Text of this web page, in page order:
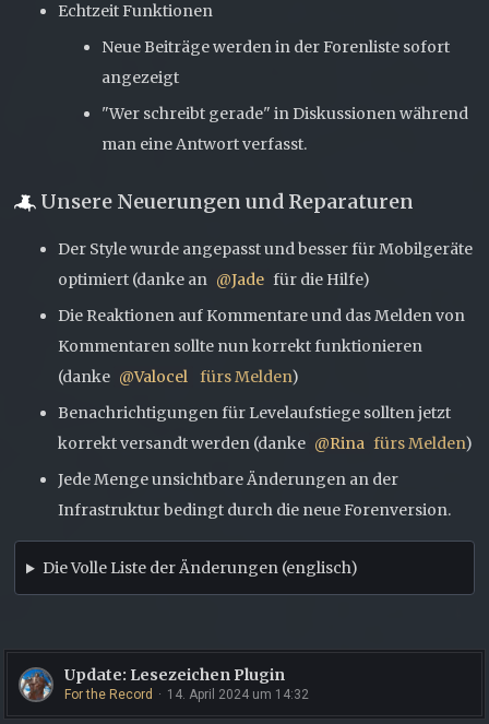
Echtzeit Funktionen
Neue Beiträge werden in der Forenliste sofort
angezeigt
"Wer schreibt gerade" in Diskussionen während
man eine Antwort verfasst.
Unsere Neuerungen und Reparaturen
Der Style wurde angepasst und besser für Mobilgeräte
optimiert (danke an
Jade für die Hilfe)
Die Reaktionen auf Kommentare und das Melden von
Kommentaren sollte nun korrekt funktionieren
(danke
Valocel fürs Melden)
Benachrichtigungen für Levelaufstiege sollten jetzt
korrekt versandt werden (danke
Rina fürs Melden)
Jede Menge unsichtbare Änderungen an der
Infrastruktur bedingt durch die neue Forenversion.
Die Volle Liste der Änderungen (englisch)
Update: Lesezeichen Plugin
For the Record 14. April 2024 um 14:32